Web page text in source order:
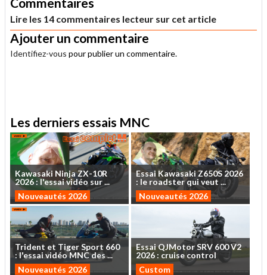
Lire les 14 commentaires lecteur sur cet article
Ajouter un commentaire
Identifiez-vous pour publier un commentaire.
Les derniers essais MNC
Kawasaki NinjaZX-10R
2026: l'essaividéo sur...
Nouveautés 2026
Essai Kawasaki Z650S 2026
: le roadsterquiveut ...
Nouveautés 2026
Trident et TigerSport 660
: l'essaividéo MNCdes...
Nouveautés 2026
EssaiQJMotorSRV 600V2
2026 : cruise control
Custom